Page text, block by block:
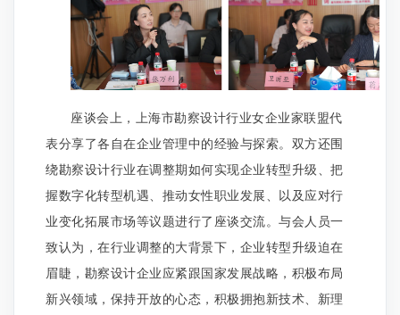
座谈会上，上海市勘察设计行业女企业家联盟代
表分享了各自在企业管理中的经验与探索。双方还围
绕勘察设计行业在调整期如何实现企业转型升级、把
握数字化转型机遇、推动女性职业发展、以及应对行
业变化拓展市场等议题进行了座谈交流。与会人员一
致认为，在行业调整的大背景下，企业转型升级迫在
眉睫，勘察设计企业应紧跟国家发展战略，积极布局
新兴领域，保持开放的心态，积极拥抱新技术、新理